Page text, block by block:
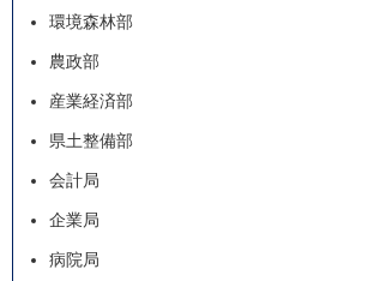
環境森林部
農政部
産業経済部
県土整備部
会計局
企業局
病院局